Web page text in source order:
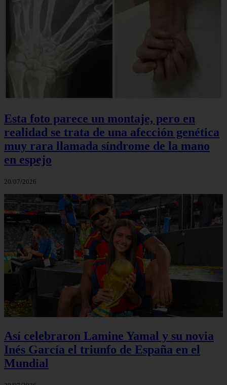
Esta foto parece un montaje, pero en
realidad se trata de una afección genética
muy rara llamada síndrome de la mano
en espejo
20/07/2026
Así celebraron Lamine Yamal y su novia
Inés García el triunfo de España en el
Mundial